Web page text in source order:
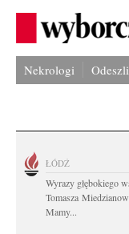
Nekrologi Odeszli
ŁÓDŹ
Wyrazy głębokiego
Tomasza
Mamy...